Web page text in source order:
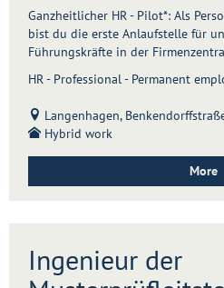
Ganzheitlicher HR - Pilot*: Als
bist du die erste Anlaufstelle für
Führungskräfte in der
HR - Professional - Permanent
Langenhagen,
Hybrid work
More
Ingenieur der